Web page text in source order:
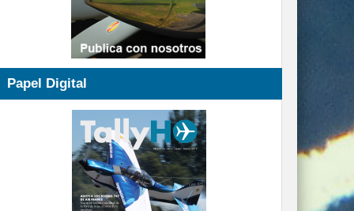
Papel Digital